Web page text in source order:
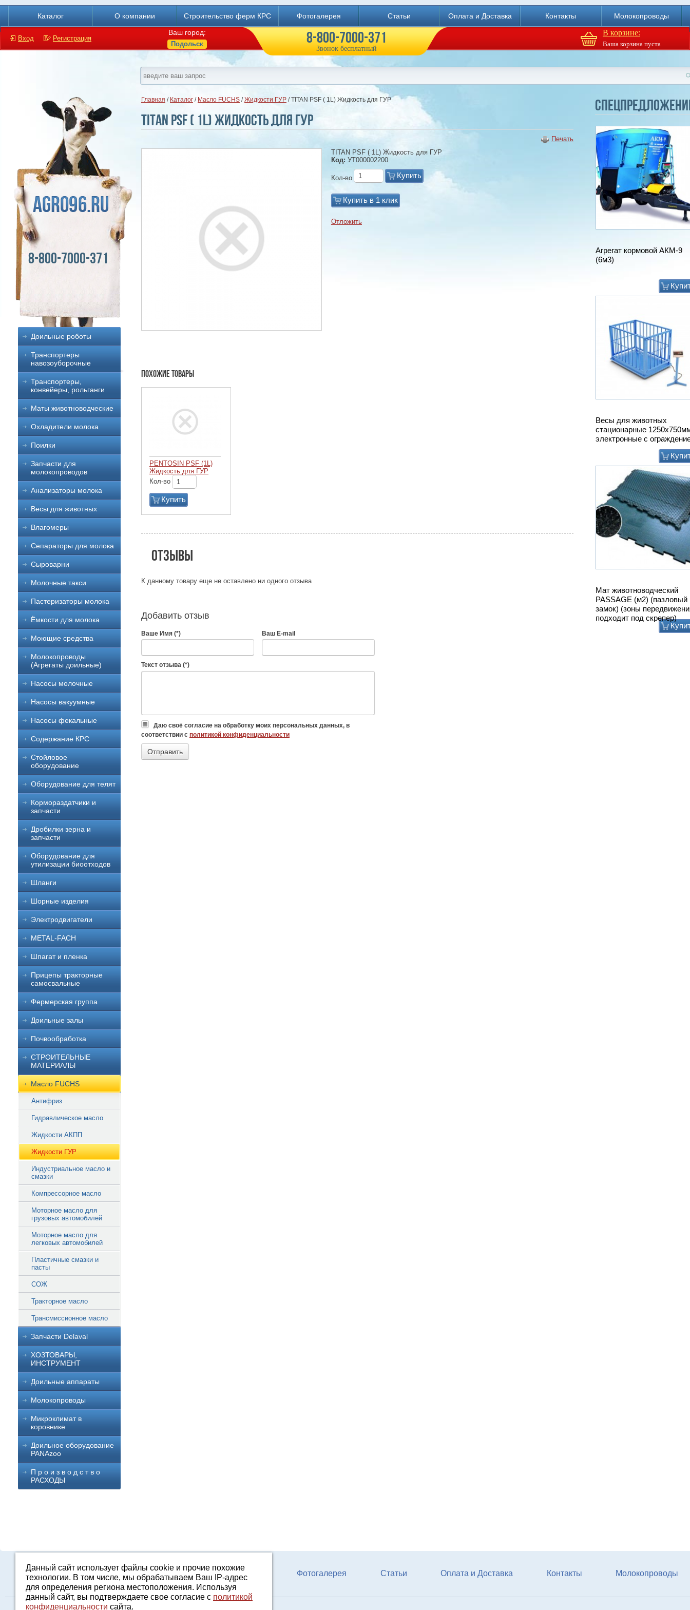
Каталог О компании Строительство ферм КРС Фотогалерея Статьи Оплата и Доставка Контакты Молокопроводы
Вход Регистрация
Ваш город:
Подольск
В корзине:
Ваша корзина пуста
8-800-7000-371
Звонок бесплатный
8-800-7000-371
Доильные роботы
Транспортеры
навозоуборочные
Транспортеры,
конвейеры, рольганги
Маты животноводческие
Охладители молока
Поилки
Запчасти для
молокопроводов
Анализаторы молока
Весы для животных
Влагомеры
Сепараторы для молока
Сыроварни
Молочные такси
Пастеризаторы молока
Ёмкости для молока
Моющие средства
Молокопроводы
(Агрегаты доильные)
Насосы молочные
Насосы вакуумные
Насосы фекальные
Содержание КРС
Стойловое
оборудование
Оборудование для телят
Кормораздатчики и
запчасти
Дробилки зерна и
запчасти
Оборудование для
утилизации биоотходов
Шланги
Шорные изделия
Электродвигатели
METAL-FACH
Шпагат и пленка
Прицепы тракторные
самосвальные
Фермерская группа
Доильные залы
Почвообработка
СТРОИТЕЛЬНЫЕ
МАТЕРИАЛЫ
Масло FUCHS
Антифриз
Гидравлическое масло
Жидкости АКПП
Жидкости ГУР
Индустриальное масло и
смазки
Компрессорное масло
Моторное масло для
грузовых автомобилей
Моторное масло для
легковых автомобилей
Пластичные смазки и
пасты
СОЖ
Тракторное масло
Трансмиссионное масло
Запчасти Delaval
ХОЗТОВАРЫ,
ИНСТРУМЕНТ
Доильные аппараты
Молокопроводы
Микроклимат в
коровнике
Доильное оборудование
PANAzoo
П р о и з в о д с т в о
РАСХОДЫ
(6м3)
Весы для животных
электронные с
Мат животноводческий
PASSAGE (м2) (пазловый
замок) (зоны
подходит под скрепер)
Привод ТСН.00.760 без
дв.
Главная / Каталог / Масло FUCHS /Жидкости ГУР / TITAN PSF ( 1L) Жидкость для ГУР
TITAN PSF ( 1L) Жидкость для ГУР
Печать
TITAN PSF ( 1L) Жидкость для ГУР
Код: УТ000002200
Кол-во Купить
Купить в 1 клик
Отложить
Похожие товары
PENTOSIN PSF (1L)
Жидкость для ГУР
Кол-во
Купить
Отзывы
К данному товару еще не оставлено ни одного отзыва
Добавить отзыв
Ваше Имя (*) Ваш E-mail
Текст отзыва (*)
Даю своё согласие на обработку моих персональных данных, в
соответствии с политикой конфиденциальности
Каталог О компании Строительство ферм КРС Фотогалерея Статьи Оплата и Доставка Контакты Молокопроводы
Данный сайт использует файлы cookie и прочие похожие
технологии. В том числе, мы обрабатываем Ваш IP-адрес
для определения региона местоположения. Используя
данный сайт, вы подтверждаете свое согласие с политикой
конфиденциальности сайта.